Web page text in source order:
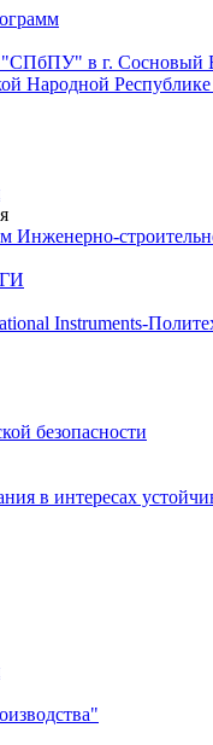
"СПбПУ" в г. Сосновый
Народной
Instruments-
безопасности
в интересах